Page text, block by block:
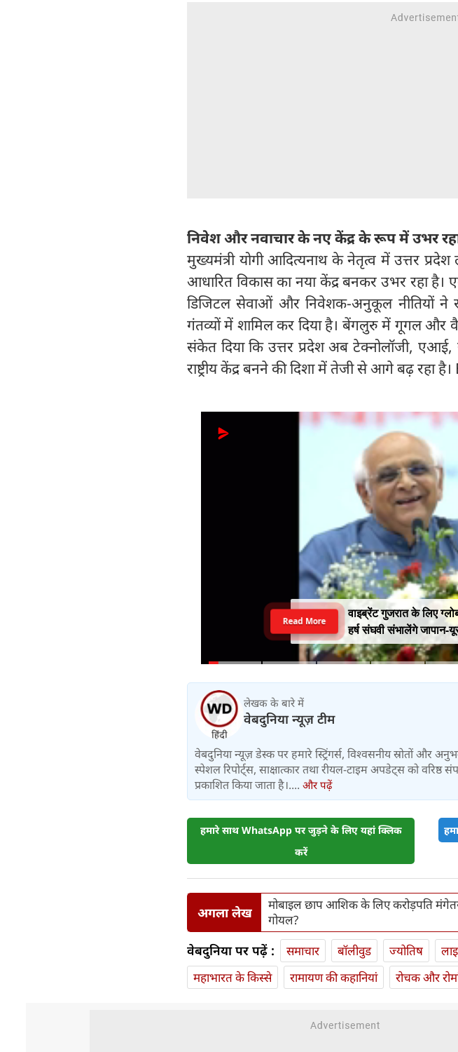
निवेश और नवाचार के नए केंद्र के रूप में उभर रहा
मुख्यमंत्री योगी आदित्यनाथ के नेतृत्व में उत्तर
आधारित विकास का नया केंद्र बनकर उभर रहा है।
डिजिटल सेवाओं और निवेशक-अनुकूल नीतियों
गंतव्यों में शामिल कर दिया है। बेंगलुरु में गूगल और
संकेत दिया कि उत्तर प्रदेश अब टेक्नोलॉजी,
राष्ट्रीय केंद्र बनने की दिशा में तेजी से आगे बढ़
वाइब्रेंट गुजरात के लिए
हर्ष संघवी संभालेंगे जापान-
Read More
लेखक के बारे में
वेबदुनिया न्यूज़ टीम
वेबदुनिया न्यूज़ डेस्क पर हमारे स्ट्रिंगर्स, विश्वसनीय स्रोतों और अनुभवी
स्पेशल रिपोर्ट्स, साक्षात्कार तथा रीयल-टाइम अपडेट्स को वरिष्ठ
प्रकाशित किया जाता है।.... और पढ़ें
हमारे साथ WhatsApp पर जुड़ने के लिए यहां क्लिक
करें
अगला लेख
मोबाइल छाप आशिक के लिए करोड़पति
गोयल?
वेबदुनिया पर पढ़ें : समाचार बॉलीवुड ज्योतिष
महाभारत के किस्से
रामायण की कहानियां रोचक और